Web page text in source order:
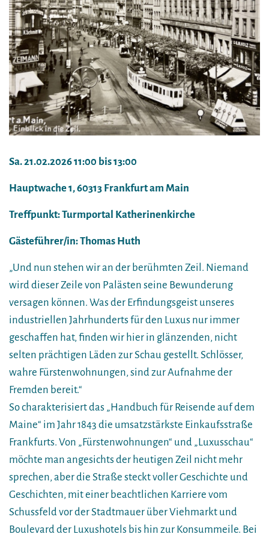
Sa. 21.02.2026 11:00 bis 13:00
Hauptwache 1, 60313 Frankfurt am Main
Treffpunkt: Turmportal Katherinenkirche
Gästeführer/in: Thomas Huth
„Und nun stehen wir an der berühmten Zeil. Niemand
wird dieser Zeile von Palästen seine Bewunderung
versagen können. Was der Erfindungsgeist unseres
industriellen Jahrhunderts für den Luxus nur immer
geschaffen hat, finden wir hier in glänzenden, nicht
selten prächtigen Läden zur Schau gestellt. Schlösser,
wahre Fürstenwohnungen, sind zur Aufnahme der
Fremden bereit.“
So charakterisiert das „Handbuch für Reisende auf dem
Maine“ im Jahr 1843 die umsatzstärkste Einkaufsstraße
Frankfurts. Von „Fürstenwohnungen“ und „Luxusschau“
möchte man angesichts der heutigen Zeil nicht mehr
sprechen, aber die Straße steckt voller Geschichte und
Geschichten, mit einer beachtlichen Karriere vom
Schussfeld vor der Stadtmauer über Viehmarkt und
Boulevard der Luxushotels bis hin zur Konsummeile. Bei